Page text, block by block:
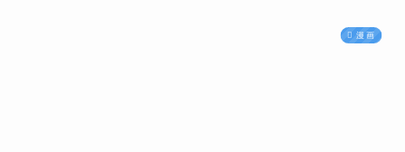
漫画